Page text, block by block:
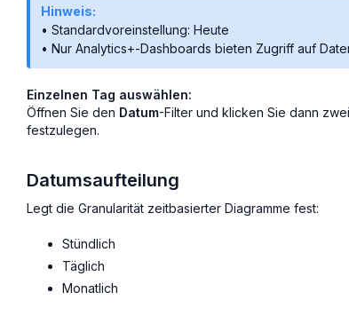
Hinweis:
• Standardvoreinstellung: Heute
• Nur Analytics+-Dashboards bieten Zugriff auf
Einzelnen Tag auswählen:
Öffnen Sie den Datum-Filter und klicken Sie dann
festzulegen.
Datumsaufteilung
Legt die Granularität zeitbasierter Diagramme fest:
Stündlich
Täglich
Monatlich